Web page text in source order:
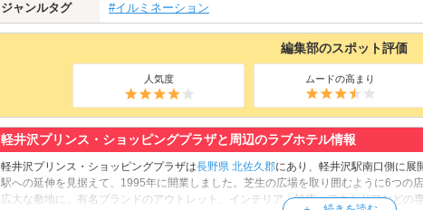
ジャンルタグ #イルミネーション
編集部のスポット評価
人気度 ムードの高まり
軽井沢プリンス・ショッピングプラザと周辺のラブホテル情報
軽井沢プリンス・ショッピングプラザは長野県 北佐久郡にあり、軽井沢駅南口側に展
駅への延伸を見据えて、1995年に開業しました。芝生の広場を取り囲むように6つの
広大な敷地に、有名ブランドのアウトレット、インテリア、雑貨、アウトドアなどの